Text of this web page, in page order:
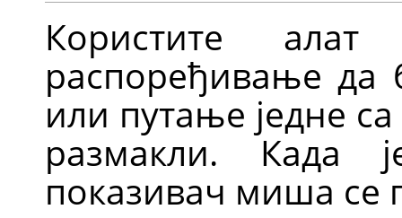
Користите
распоређивање да
или путање једне
размакли. Када
показивач миша се